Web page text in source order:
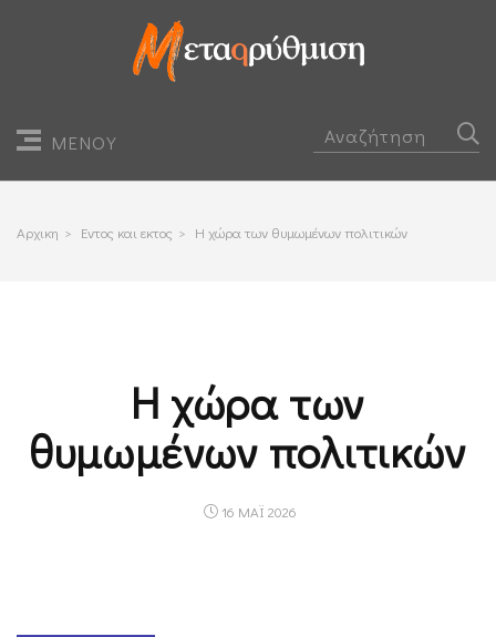
ΜΕΝΟΥ
Αρχικη > Εντος και εκτος > Η χώρα των θυμωμένων πολιτικών
Η χώρα των
θυμωμένων πολιτικών
16 ΜΑΪ 2026